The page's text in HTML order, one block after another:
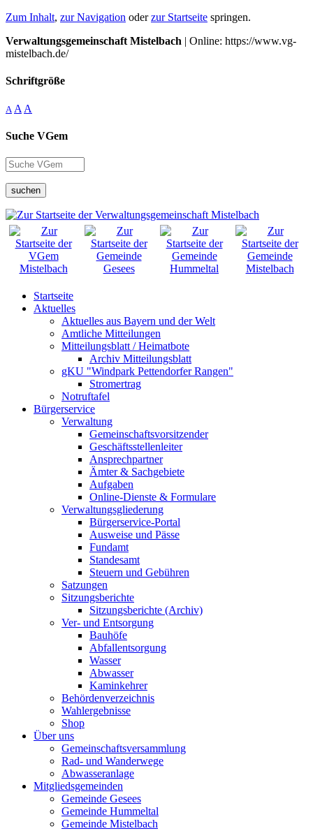
Zum Inhalt, zur Navigation oderzur Startseite springen.
Verwaltungsgemeinschaft Mistelbach | Online: https://www.vg-
mistelbach.de/
Schriftgröße
A A A
Suche VGem
suchen
Startseite
Aktuelles
Aktuelles aus Bayern und der Welt
Amtliche Mitteilungen
Mitteilungsblatt / Heimatbote
Archiv Mitteilungsblatt
gKU "Windpark Pettendorfer Rangen"
Stromertrag
Notruftafel
Bürgerservice
Verwaltung
Gemeinschaftsvorsitzender
Geschäftsstellenleiter
Ansprechpartner
Ämter & Sachgebiete
Aufgaben
Online-Dienste & Formulare
Verwaltungsgliederung
Bürgerservice-Portal
Ausweise und Pässe
Fundamt
Standesamt
Steuern und Gebühren
Satzungen
Sitzungsberichte
Sitzungsberichte (Archiv)
Ver- und Entsorgung
Bauhöfe
Abfallentsorgung
Wasser
Abwasser
Kaminkehrer
Behördenverzeichnis
Wahlergebnisse
Shop
Über uns
Gemeinschaftsversammlung
Rad- und Wanderwege
Abwasseranlage
Mitgliedsgemeinden
Gemeinde Gesees
Gemeinde Hummeltal
Gemeinde Mistelbach